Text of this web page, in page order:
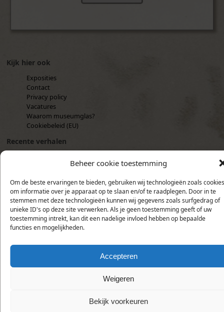
Beheer cookie toestemming
Om de beste ervaringen te bieden, gebruiken wij technologieën zoals cookies
om informatie over je apparaat op te slaan en/of te raadplegen. Door in te
stemmen met deze technologieën kunnen wij gegevens zoals surfgedrag of
unieke ID's op deze site verwerken. Als je geen toestemming geeft of uw
toestemming intrekt, kan dit een nadelige invloed hebben op bepaalde
functies en mogelijkheden.
Accepteren
Weigeren
Bekijk voorkeuren
Kijk hier ook
Exposities
Contact
Privacy policy
Vacatures
Waarom museumglas?
Cookiebeleid (EU)
Recente verhalen
Studie voor “Making a Decision”, 2015januari 22, 2016
mei 11, 2015
Toen ik “Ha, lekker groen!” net af had…april 26, 2015
Huisje bij Wassenaar opgeknaptapril 19, 2015
Mask of the Smoking Blonde maart 8, 2015
Ontmoeting met koningin Máxima februari 6, 2015
Model gezocht in Doorwerth
Betonvrachtwagens voor het eerst online